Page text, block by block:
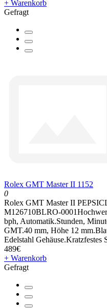
+ Warenkorb
Gefragt
Rolex GMT Master II 1152
0
Rolex GMT Master II
M126710BLRO-
bph, Automatik.Stunden,
GMT.40 mm, Höhe 12
Edelstahl Gehäuse.Kratzfestes
489€
+ Warenkorb
Gefragt